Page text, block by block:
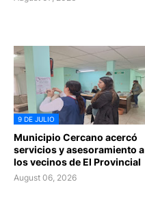
9 DE JULIO
Municipio Cercano acercó
servicios y asesoramiento a
los vecinos de El Provincial
August 06, 2026